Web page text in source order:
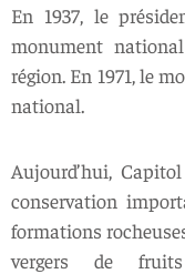
En 1937, le
monument
région. En 1971, le
national.
Aujourd’hui,
conservation
formations
vergers de